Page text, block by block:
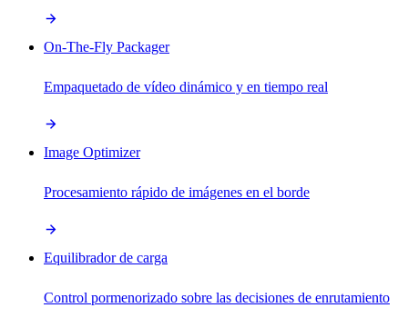
On-The-Fly Packager
Empaquetado de vídeo dinámico y en tiempo real
Image Optimizer
Procesamiento rápido de imágenes en el borde
Equilibrador de carga
Control pormenorizado sobre las decisiones de enrutamiento